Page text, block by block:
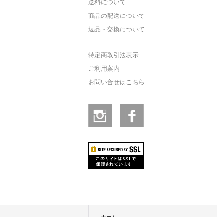
送料について
商品の配送について
返品・交換について
特定商取引法表示
ご利用案内
お問い合せはこちら